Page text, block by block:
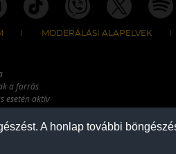
A honlap további
MODERÁLÁSI ALAPELVEK
a forrás
esetén aktív